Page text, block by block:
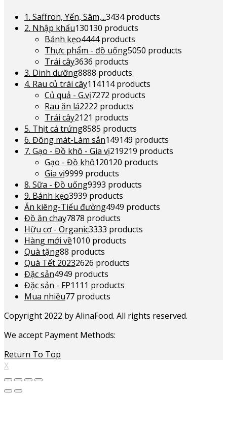
1. Saffron, Yến, Sâm,...3434 products
2. Nhập khẩu130130 products
Bánh kẹo4444 products
Thực phẩm - đồ uống5050 products
Trái cây3636 products
3. Dinh dưỡng8888 products
4. Rau củ trái cây114114 products
Củ quả - G.vị7272 products
Rau ăn lá2222 products
Trái cây2121 products
5. Thịt cá trứng8585 products
6. Đông mát-Làm sẵn149149 products
7. Gạo - Đồ khô - Gia vị219219 products
Gạo - Đồ khô120120 products
Gia vị9999 products
8. Sữa - Đồ uống9393 products
9. Bánh kẹo3939 products
Ăn kiêng-Tiểu đường4949 products
Đồ ăn chay7878 products
Hữu cơ - Organic3333 products
Hàng mới về1010 products
Quà tặng88 products
Quà Tết 20232626 products
Đặc sản4949 products
Đặc sản - FP11 11 products
Mua nhiều77 products
Copyright 2022 by AlinaFood. All rights reserved.
We accept Payment Methods:
Return To Top
X